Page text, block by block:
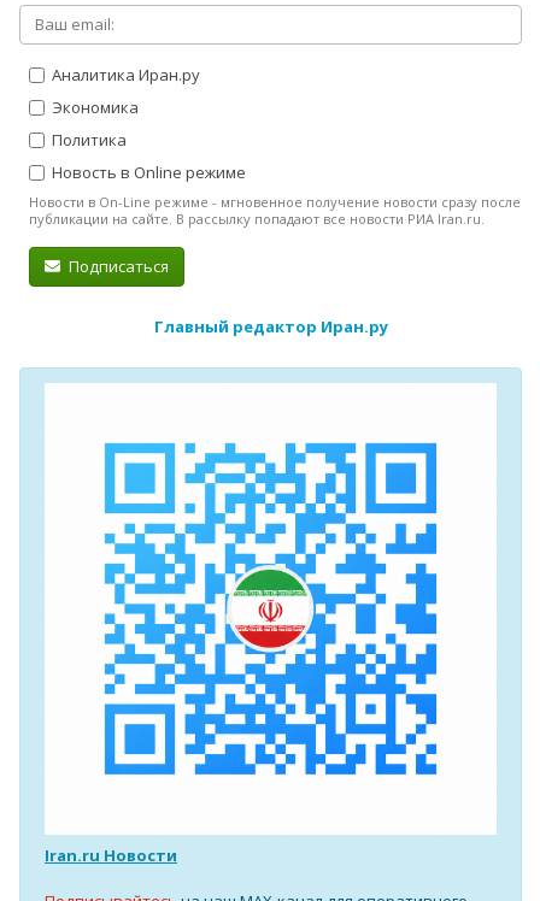
Аналитика Иран.ру
Экономика
Политика
Новость в Online режиме
Новости в On-Line режиме - мгновенное получение новости сразу после
публикации на сайте. В рассылку попадают все новости РИА Iran.ru.
Подписаться
Главный редактор Иран.ру
Iran.ru Новости